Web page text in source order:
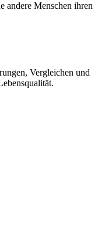
andere Menschen ihren
Vergleichen und